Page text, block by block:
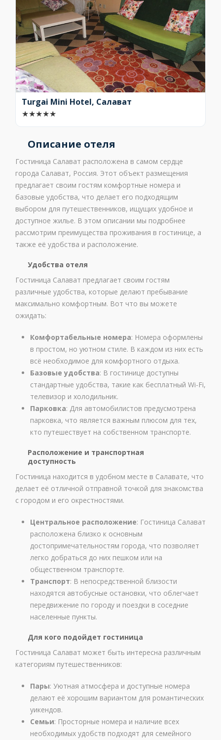
Turgai Mini Hotel, Салават
★★★★★
Описание отеля
Гостиница Салават расположена в самом сердце
города Салават, Россия. Этот объект размещения
предлагает своим гостям комфортные номера и
базовые удобства, что делает его подходящим
выбором для путешественников, ищущих удобное и
доступное жилье. В этом описании мы подробнее
рассмотрим преимущества проживания в гостинице, а
также её удобства и расположение.
Удобства отеля
Гостиница Салават предлагает своим гостям
различные удобства, которые делают пребывание
максимально комфортным. Вот что вы можете
ожидать:
Комфортабельные номера: Номера оформлены
в простом, но уютном стиле. В каждом из них есть
всё необходимое для комфортного отдыха.
Базовые удобства: В гостинице доступны
стандартные удобства, такие как бесплатный Wi-Fi,
телевизор и холодильник.
Парковка: Для автомобилистов предусмотрена
парковка, что является важным плюсом для тех,
кто путешествует на собственном транспорте.
Расположение и транспортная
доступность
Гостиница находится в удобном месте в Салавате, что
делает её отличной отправной точкой для знакомства
с городом и его окрестностями.
Центральное расположение: Гостиница Салават
расположена близко к основным
достопримечательностям города, что позволяет
легко добраться до них пешком или на
общественном транспорте.
Транспорт: В непосредственной близости
находятся автобусные остановки, что облегчает
передвижение по городу и поездки в соседние
населенные пункты.
Для кого подойдет гостиница
Гостиница Салават может быть интересна различным
категориям путешественников:
Пары: Уютная атмосфера и доступные номера
делают её хорошим вариантом для романтических
уикендов.
Семьи: Просторные номера и наличие всех
необходимых удобств подходят для семейного